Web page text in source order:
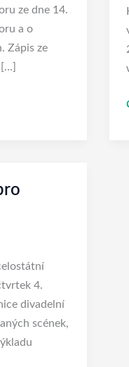
ze dne 14.
a o
Zápis ze
4.
divadelní
scének,